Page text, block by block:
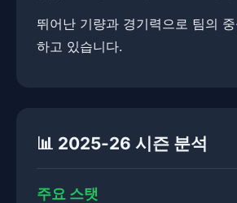
뛰어난 기량과 경기력으로 팀의
하고 있습니다.
📊 2025-26 시즌 분석
주요 스탯